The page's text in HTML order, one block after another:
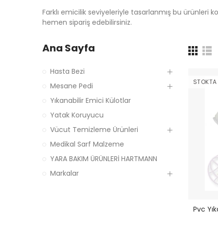
Farklı emicilik seviyeleriyle tasarlanmış bu ürünleri
hemen sipariş edebilirsiniz.
Pvc
Ana Sayfa
Hasta Bezi
Mesane Pedi
Yıkanabilir Emici Külotlar
Yatak Koruyucu
Vücut Temizleme Ürünleri
Medikal Sarf Malzeme
YARA BAKIM ÜRÜNLERİ HARTMANN
Markalar